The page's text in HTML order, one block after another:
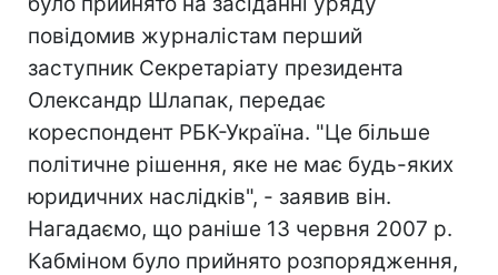
повідомив журналістам перший
заступник Секретаріату президента
Олександр Шлапак, передає
кореспондент РБК-Україна. "Це більше
політичне рішення, яке не має будь-яких
юридичних наслідків", - заявив він.
Нагадаємо, що раніше 13 червня 2007 р.
Кабміном було прийнято розпорядження,